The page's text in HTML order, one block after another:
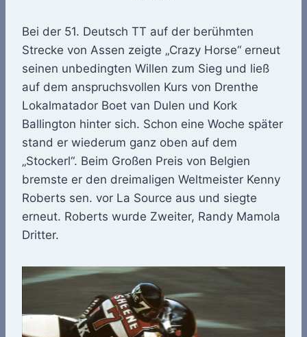
Bei der 51. Deutsch TT auf der berühmten
Strecke von Assen zeigte „Crazy Horse“ erneut
seinen unbedingten Willen zum Sieg und ließ
auf dem anspruchsvollen Kurs von Drenthe
Lokalmatador Boet van Dulen und Kork
Ballington hinter sich. Schon eine Woche später
stand er wiederum ganz oben auf dem
„Stockerl“. Beim Großen Preis von Belgien
bremste er den dreimaligen Weltmeister Kenny
Roberts sen. vor La Source aus und siegte
erneut. Roberts wurde Zweiter, Randy Mamola
Dritter.